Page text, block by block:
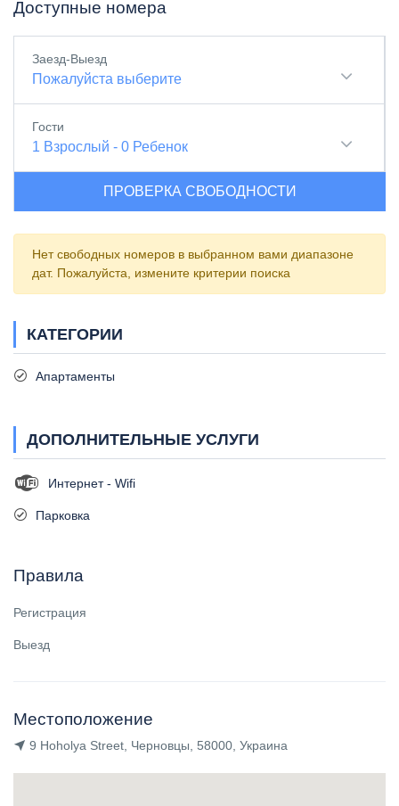
Доступные номера
Заезд-Выезд
Пожалуйста выберите
Гости
1 Взрослый - 0 Ребенок
ПРОВЕРКА СВОБОДНОСТИ
Нет свободных номеров в выбранном вами диапазоне
дат. Пожалуйста, измените критерии поиска
КАТЕГОРИИ
Апартаменты
ДОПОЛНИТЕЛЬНЫЕ УСЛУГИ
Интернет - Wifi
Парковка
Правила
Регистрация
Выезд
Местоположение
9 Hoholya Street, Черновцы, 58000, Украина